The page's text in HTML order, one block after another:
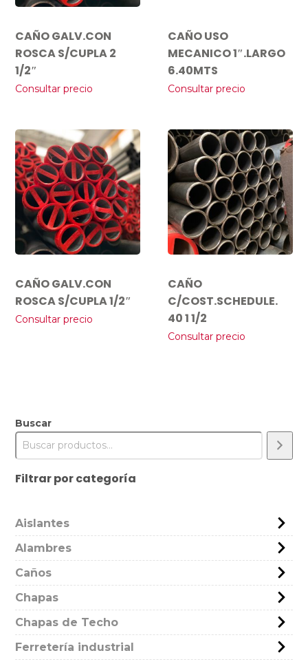
CAÑO GALV.CON
ROSCA S/CUPLA 2
1/2″
Consultar precio
CAÑO USO
MECANICO 1″.LARGO
6.40MTS
Consultar precio
CAÑO GALV.CON
ROSCA S/CUPLA 1/2″
Consultar precio
CAÑO
C/COST.SCHEDULE.
40 1 1/2
Consultar precio
Buscar
Filtrar por categoría
Aislantes
Alambres
Caños
Chapas
Chapas de Techo
Ferretería industrial